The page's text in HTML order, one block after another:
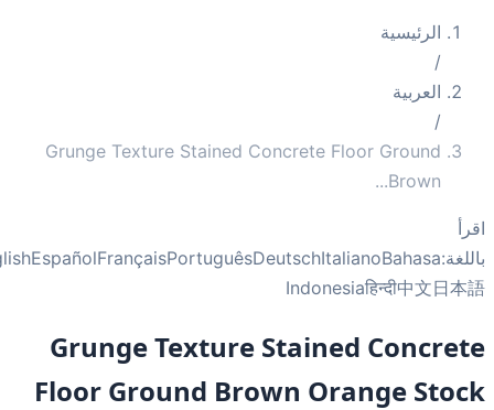
الرئيسية
العربية
Grunge Texture Stained Concrete Floor Ground
Brown
...
EnglishEspañolFrançaisPortuguêsDeutschItalianoBahasa
Indonesiaहिन्दी中文日
Grunge Texture Stained
Floor Ground Brown Orange